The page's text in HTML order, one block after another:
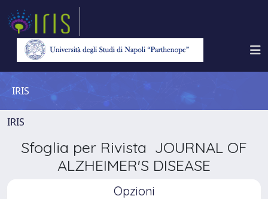
IRIS
IRIS
Sfoglia per Rivista JOURNAL OF
ALZHEIMER'S DISEASE
Opzioni